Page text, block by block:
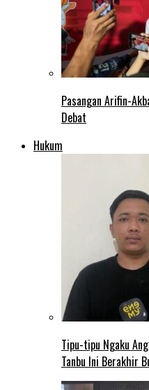
Pasangan Arifin-
Debat
Hukum
Tipu-tipu Ngaku
Tanbu Ini Berakhir